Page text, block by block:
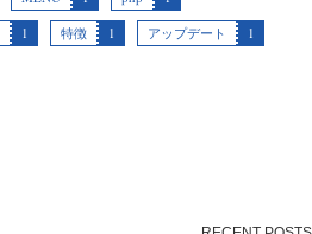
1 特徴 1 アップデート
1